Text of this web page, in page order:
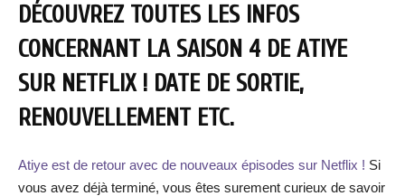
DÉCOUVREZ TOUTES LES INFOS
CONCERNANT LA SAISON 4 DE ATIYE
SUR NETFLIX ! DATE DE SORTIE,
RENOUVELLEMENT ETC.
Atiye est de retour avec de nouveaux épisodes sur Netflix ! Si
vous avez déjà terminé, vous êtes surement curieux de savoir